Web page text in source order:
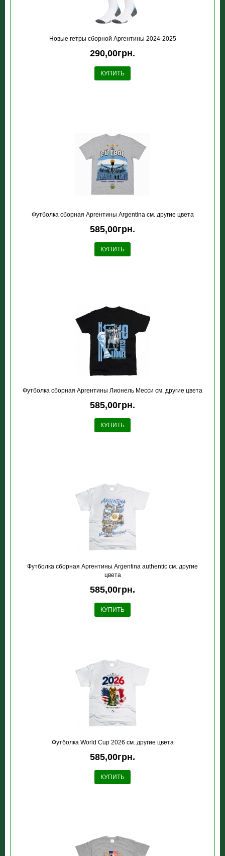
Новые гетры сборной Аргентины 2024-2025
290,00грн.
КУПИТЬ
Футболка сборная Аргентины Argentina см. другие цвета
585,00грн.
КУПИТЬ
Футболка сборная Аргентины Лионель Месси см. другие цвета
585,00грн.
КУПИТЬ
Футболка сборная Аргентины Argentina authentic см. другие
цвета
585,00грн.
КУПИТЬ
Футболка World Cup 2026 см. другие цвета
585,00грн.
КУПИТЬ